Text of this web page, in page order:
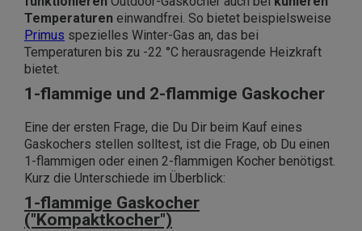
Temperaturen einwandfrei. So bietet beispielsweise
Primus spezielles Winter-Gas an, das bei
Temperaturen bis zu -22 °C herausragende Heizkraft
bietet.
1-flammige und 2-flammige Gaskocher
Eine der ersten Frage, die Du Dir beim Kauf eines
Gaskochers stellen solltest, ist die Frage, ob Du einen
1-flammigen oder einen 2-flammigen Kocher benötigst.
Kurz die Unterschiede im Überblick:
1-flammige Gaskocher
("Kompaktkocher")